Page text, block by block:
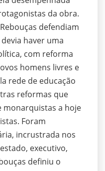
da obra.
defendiam
haver uma
com reforma
homens livres e
rede de educação
reformas que
monarquistas a hoje
Foram
incrustrada nos
executivo,
definiu o